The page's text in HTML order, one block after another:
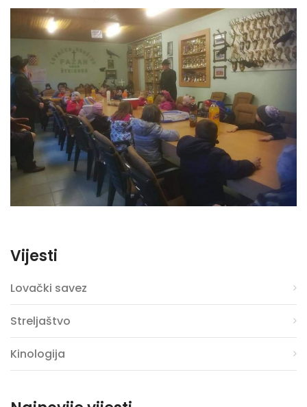
Vijesti
Lovački savez
Streljaštvo
Kinologija